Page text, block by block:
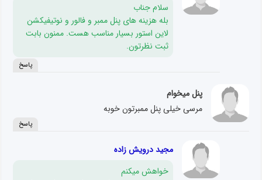
سلام جناب
بله هزینه های پنل ممبر و فالور و نوتیفیکشن
لاین استور بسیار مناسب هست. ممنون بابت
ثبت نظرتون.
پاسخ
پنل میخوام
مرسی خیلی پنل ممبرتون خوبه
پاسخ
مجید درویش زاده
خواهش میکنم